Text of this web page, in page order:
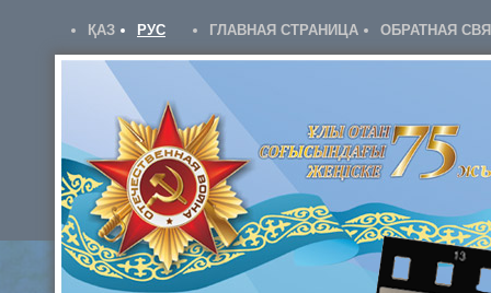
ҚАЗ РУС ГЛАВНАЯ СТРАНИЦА ОБРАТНАЯ